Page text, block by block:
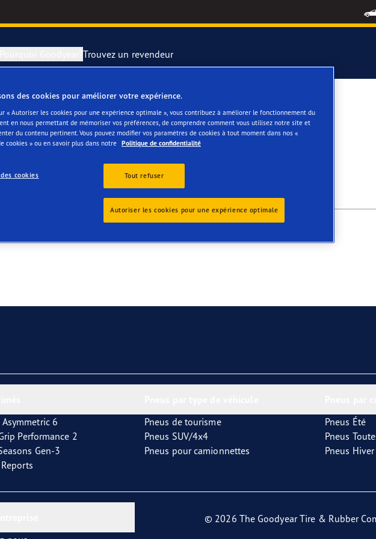
Pourquoi Goodyear?
F1 SuperSport
Performance 2
4Seasons GEN-3
Trouvez un revendeur
- TIELT
Asymmetric 6
Performance 2
Gen-3
Pneus de tourisme
Pneus SUV/4x4
Pneus pour camionnettes
Pneus Été
Pneus
Pneus Hiver
© 2026 The Goodyear Tire & Rubber
des cookies pour améliorer votre expérience.
« Autoriser les cookies pour une expérience optimale », vous contribuez à améliorer le fonctionnement du
en nous permettant de mémoriser vos préférences, de comprendre comment vous utilisez notre site et
du contenu pertinent. Vous pouvez modifier vos paramètres de cookies à tout moment dans nos «
cookies » ou en savoir plus dans notre Politique de confidentialité
cookies Tout refuser
Autoriser les cookies pour une expérience optimale